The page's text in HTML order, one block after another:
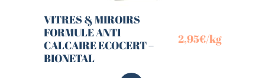
VITRES & MIROIRS
FORMULE ANTI
CALCAIRE ECOCERT –
BIONETAL
2,95€/kg